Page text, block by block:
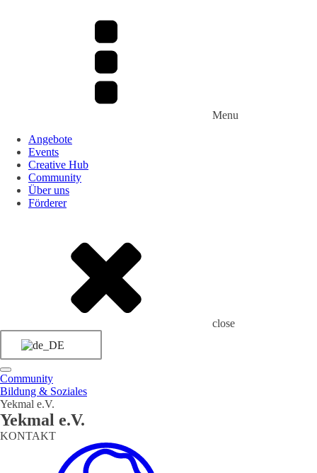
Menu
Angebote
Events
Creative Hub
Community
Über uns
Förderer
close
Community
Bildung & Soziales
Yekmal e.V.
Yekmal e.V.
KONTAKT